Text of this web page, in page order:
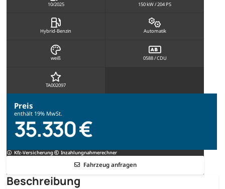
10/2025 150 kW / 204 PS
Hybrid-Benzin Automatik
weiß 0588 / CDU
TA002097
Preis
enthält 19% MwSt.
35.330 €
Kfz-Versicherung Inzahlungnahmerechner
Fahrzeug anfragen
Beschreibung